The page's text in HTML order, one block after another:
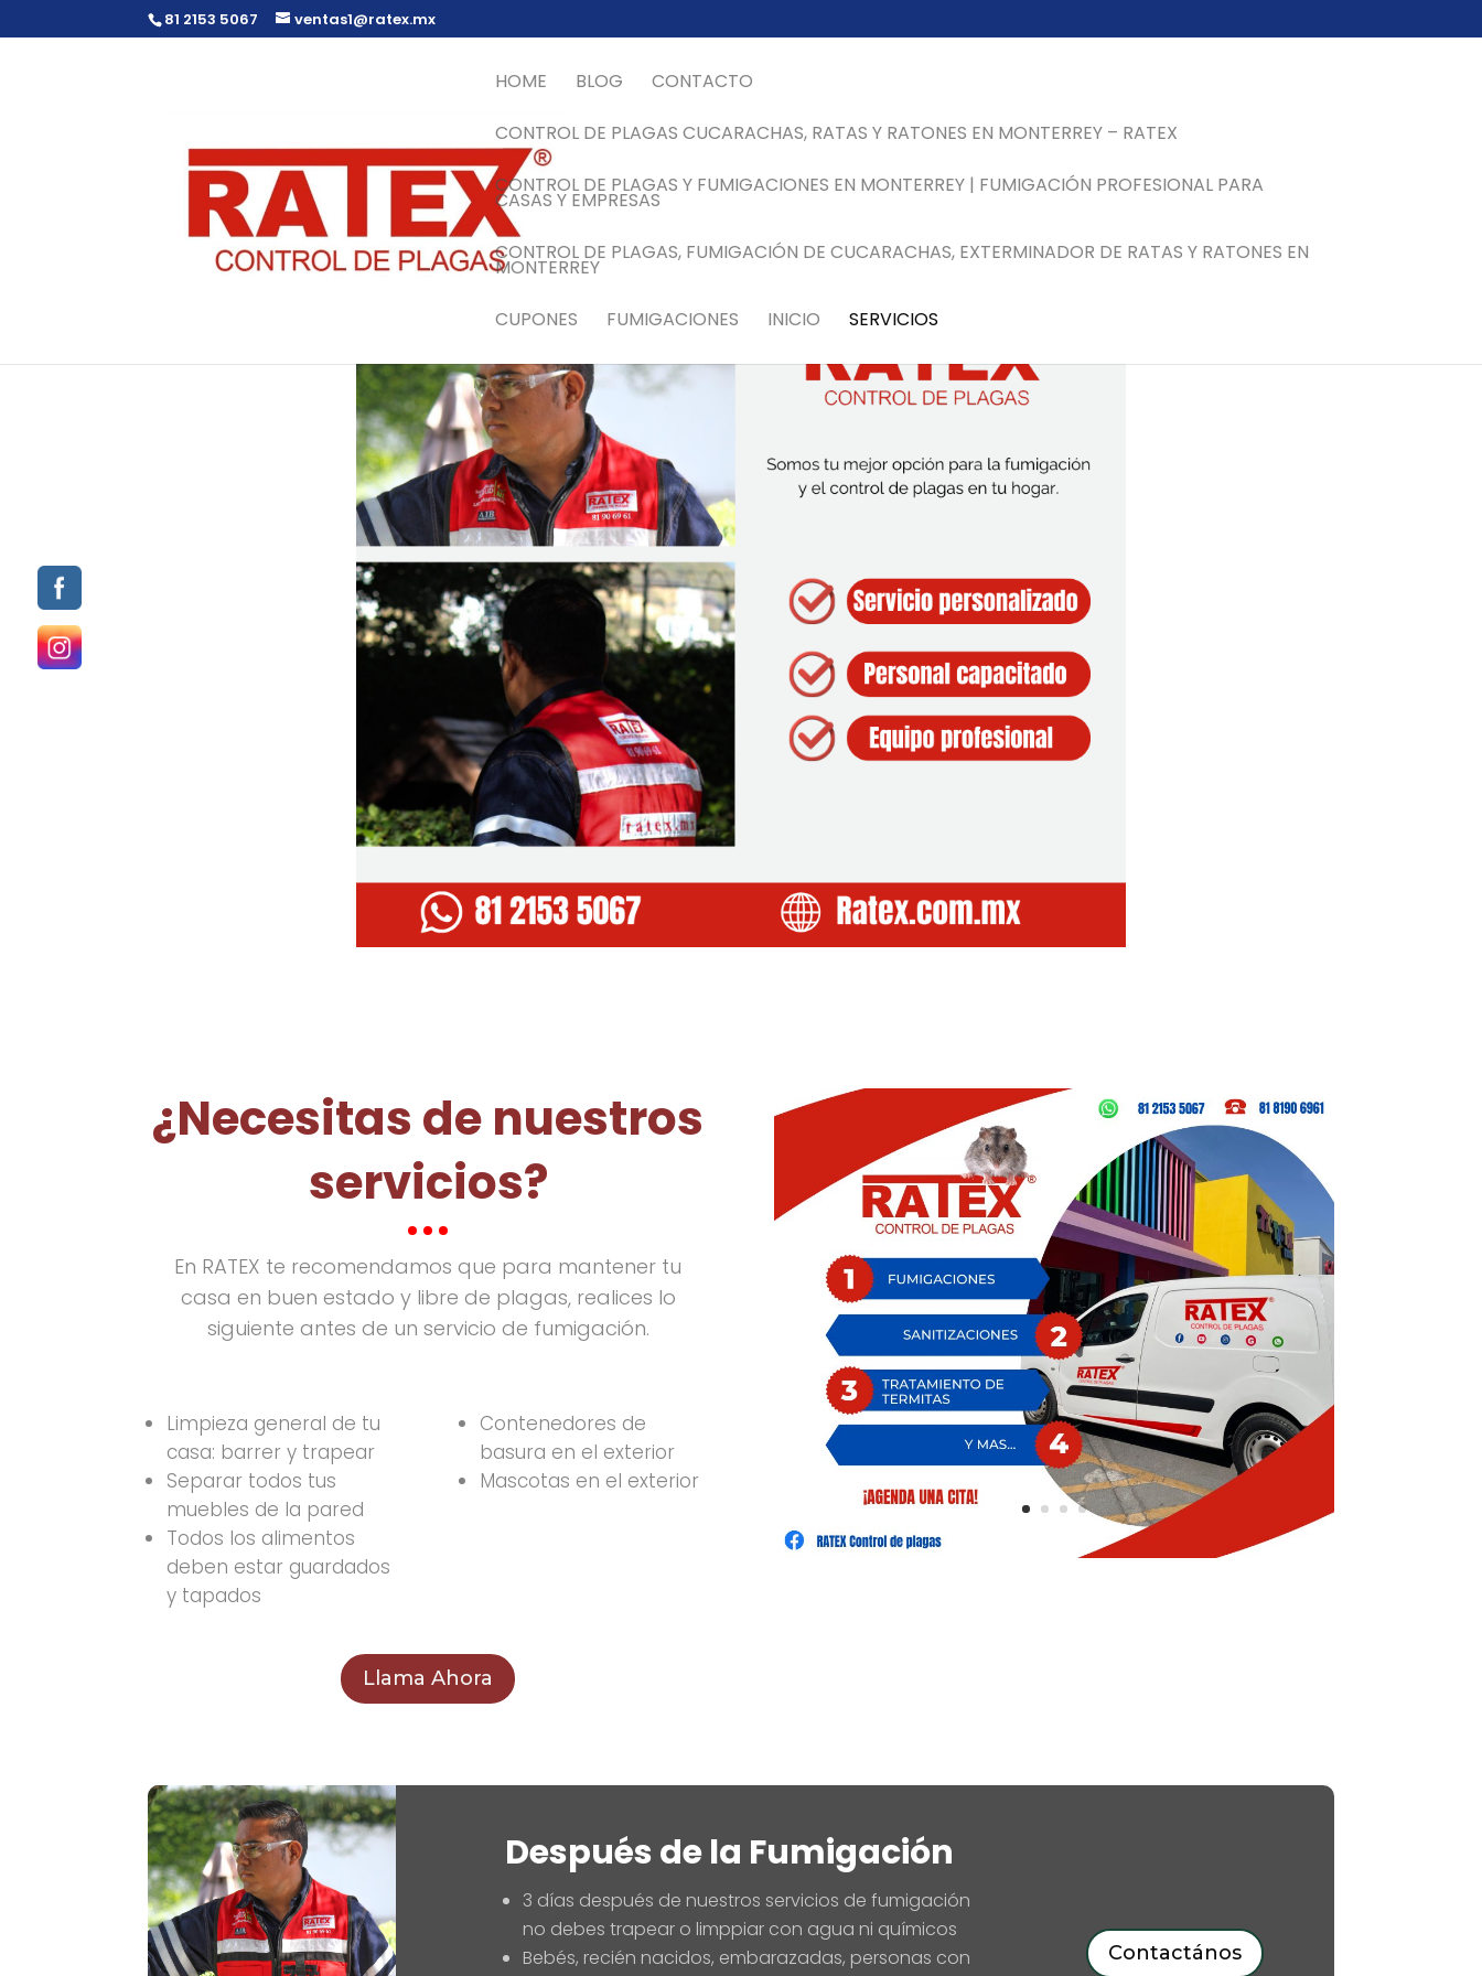
81 2153 5067 ventas1@ratex.mx
HOME BLOG CONTACTO
CONTROL DE PLAGAS CUCARACHAS, RATAS Y RATONES EN MONTERREY – RATEX
CONTROL DE PLAGAS Y FUMIGACIONES EN MONTERREY | FUMIGACIÓN PROFESIONAL PARA
CASAS Y EMPRESAS
CONTROL DE PLAGAS, FUMIGACIÓN DE CUCARACHAS, EXTERMINADOR DE RATAS Y RATONES EN
MONTERREY
CUPONES FUMIGACIONES INICIO SERVICIOS
¿Necesitas de nuestros
servicios?
En RATEX te recomendamos que para mantener tu
casa en buen estado y libre de plagas, realices lo
siguiente antes de un servicio de fumigación.
Limpieza general de tu
casa: barrer y trapear
Separar todos tus
muebles de la pared
Todos los alimentos
deben estar guardados
y tapados
Contenedores de
basura en el exterior
Mascotas en el exterior
Llama Ahora
Después de la Fumigación
3 días después de nuestros servicios de fumigación
no debes trapear o limppiar con agua ni químicos
Bebés, recién nacidos, embarazadas, personas con
Contactános